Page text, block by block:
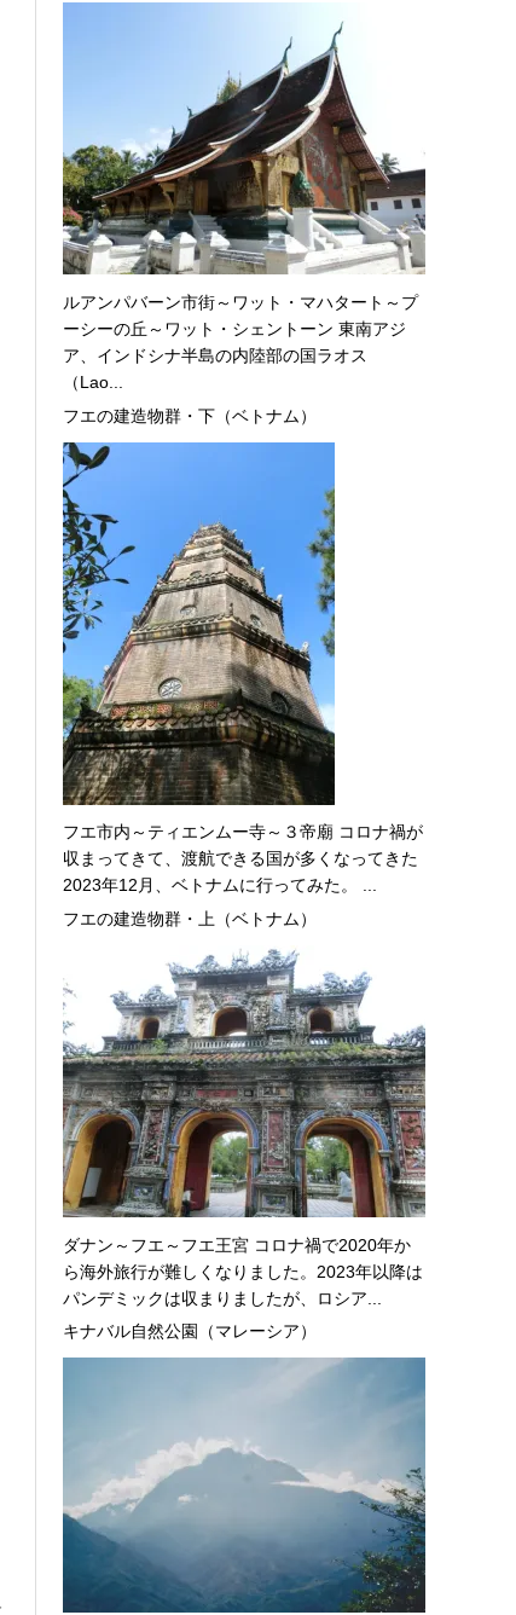
ルアンパバーン市街～ワット・マハタート～プ
ーシーの丘～ワット・シェントーン 東南アジ
ア、インドシナ半島の内陸部の国ラオス
（Lao...
フエの建造物群・下（ベトナム）
フエ市内～ティエンムー寺～３帝廟 コロナ禍が
収まってきて、渡航できる国が多くなってきた
2023年12月、ベトナムに行ってみた。 ...
フエの建造物群・上（ベトナム）
ダナン～フエ～フエ王宮 コロナ禍で2020年か
ら海外旅行が難しくなりました。2023年以降は
パンデミックは収まりましたが、ロシア...
キナバル自然公園（マレーシア）